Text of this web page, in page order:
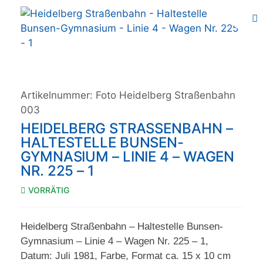
Artikelnummer: Foto Heidelberg Straßenbahn
003
HEIDELBERG STRASSENBAHN – H
ALTESTELLE BUNSEN-G
YMNASIUM – LINIE 4 – WAGEN N
R. 225 – 1
VORRÄTIG
Heidelberg Straßenbahn – Haltestelle Bunsen-
Gymnasium – Linie 4 – Wagen Nr. 225 – 1,
Datum: Juli 1981, Farbe, Format ca. 15 x 10 cm